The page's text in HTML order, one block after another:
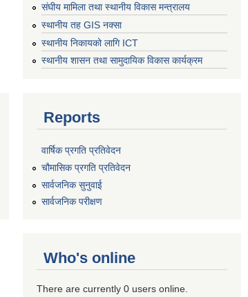
संघीय मामिला तथा स्थानीय विकास मन्त्रालय
स्थानीय तह GIS नक्सा
स्थानीय निकायको लागि ICT
स्थानीय शासन तथा सामुदायिक विकास कार्यक्रम
Reports
वार्षिक प्रगति प्रतिवेदन
चौमासिक प्रगति प्रतिवेदन
सार्वजनिक सुनुवाई
सार्वजनिक परीक्षण
Who's online
There are currently 0 users online.